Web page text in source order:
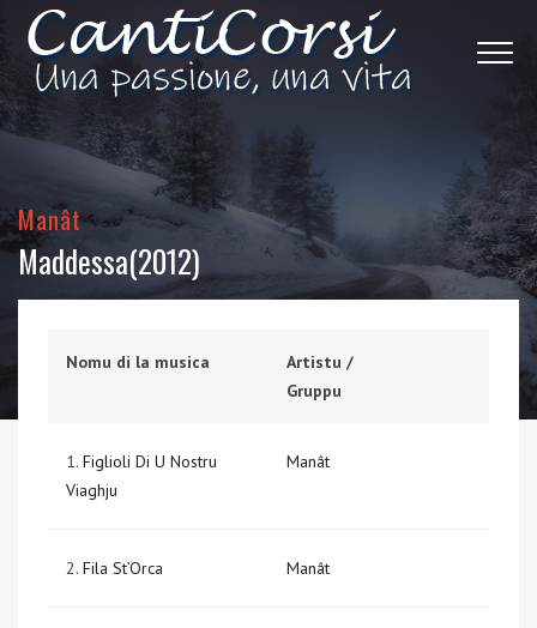
Manât
Maddessa(2012)
Nomu di la musica
Artistu /
Gruppu
1. Figlioli Di U Nostru
Viaghju
Manât
2. Fila St’Orca Manât